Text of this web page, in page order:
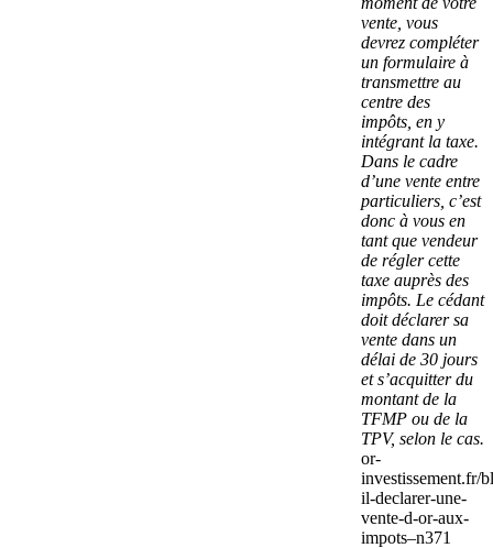
vente, vous
devrez compléter
un formulaire à
transmettre au
centre des
impôts, en y
intégrant la taxe.
Dans le cadre
d’une vente entre
particuliers, c’est
donc à vous en
tant que vendeur
de régler cette
taxe auprès des
impôts. Le cédant
doit déclarer sa
vente dans un
délai de 30 jours
et s’acquitter du
montant de la
TFMP ou de la
TPV, selon le cas.
or-
investissement.fr/
il-declarer-une-
vente-d-or-aux-
impots–n371